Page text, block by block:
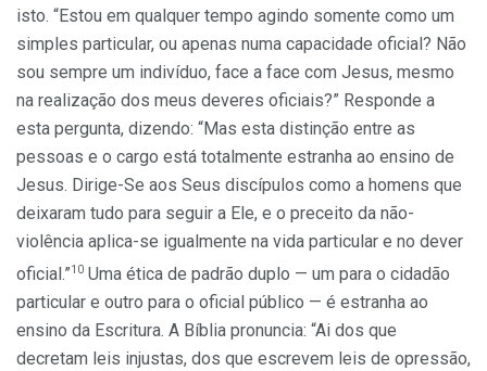
isto. “Estou em qualquer tempo agindo somente como um
simples particular, ou apenas numa capacidade oficial? Não
sou sempre um indivíduo, face a face com Jesus, mesmo
na realização dos meus deveres oficiais?” Responde a
esta pergunta, dizendo: “Mas esta distinção entre as
pessoas e o cargo está totalmente estranha ao ensino de
Jesus. Dirige-Se aos Seus discípulos como a homens que
deixaram tudo para seguir a Ele, e o preceito da não-
violência aplica-se igualmente na vida particular e no dever
oficial.”10 Uma ética de padrão duplo — um para o cidadão
particular e outro para o oficial público — é estranha ao
ensino da Escritura. A Bíblia pronuncia: “Ai dos que
decretam leis injustas, dos que escrevem leis de opressão,